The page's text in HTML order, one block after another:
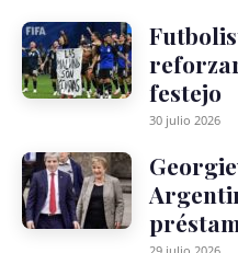
festejo
30 julio 2026